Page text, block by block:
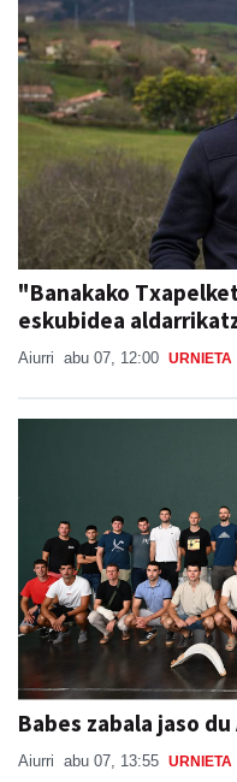
"Banakako
eskubidea
Aiurri abu 07, 12:00 URNIETA
Babes zabala jaso du
Aiurri abu 07, 13:55 URNIETA